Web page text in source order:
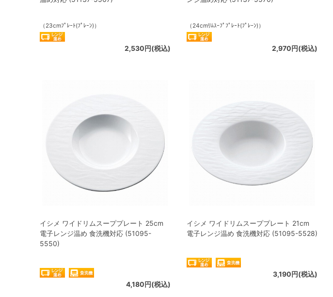
（23cmﾌﾟﾚｰﾄ(ﾌﾟﾚｰﾝ)）
2,530円(税込)
（24cmﾘﾑｽｰﾌﾟﾌﾟﾚｰﾄ(ﾌﾟﾚｰﾝ)）
2,970円(税込)
イシメ ワイドリムスーププレート 25cm
電子レンジ温め 食洗機対応 (51095-
5550)
4,180円(税込)
イシメ ワイドリムスーププレート 21cm
電子レンジ温め 食洗機対応 (51095-5528)
3,190円(税込)